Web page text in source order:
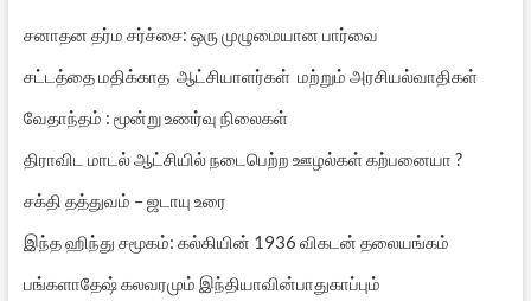
சனாதன தர்ம சர்ச்சை: ஒரு முழுமையான பார்வை
சட்டத்தை மதிக்காத ஆட்சியாளர்கள் மற்றும் அரசியல்வாதிகள்
வேதாந்தம் : மூன்று உணர்வு நிலைகள்
திராவிட மாடல் ஆட்சியில் நடைபெற்ற ஊழல்கள் கற்பனையா ?
சக்தி தத்துவம் – ஜடாயு உரை
இந்த ஹிந்து சமூகம்: கல்கியின் 1936 விகடன் தலையங்கம்
பங்களாதேஷ் கலவரமும் இந்தியாவின்பாதுகாப்பும்